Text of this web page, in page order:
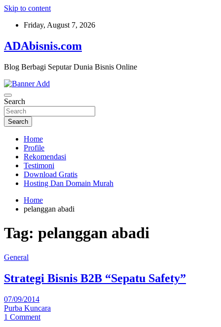
Skip to content
Friday, August 7, 2026
ADAbisnis.com
Blog Berbagi Seputar Dunia Bisnis Online
Search
Search
Home
Profile
Rekomendasi
Testimoni
Download Gratis
Hosting Dan Domain Murah
Home
pelanggan abadi
Tag: pelanggan abadi
General
Strategi Bisnis B2B “Sepatu Safety”
07/09/2014
Purba Kuncara
1 Comment